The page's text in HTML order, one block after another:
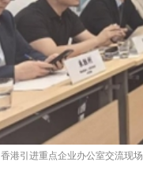
香港引进重点企业办公室交流现场